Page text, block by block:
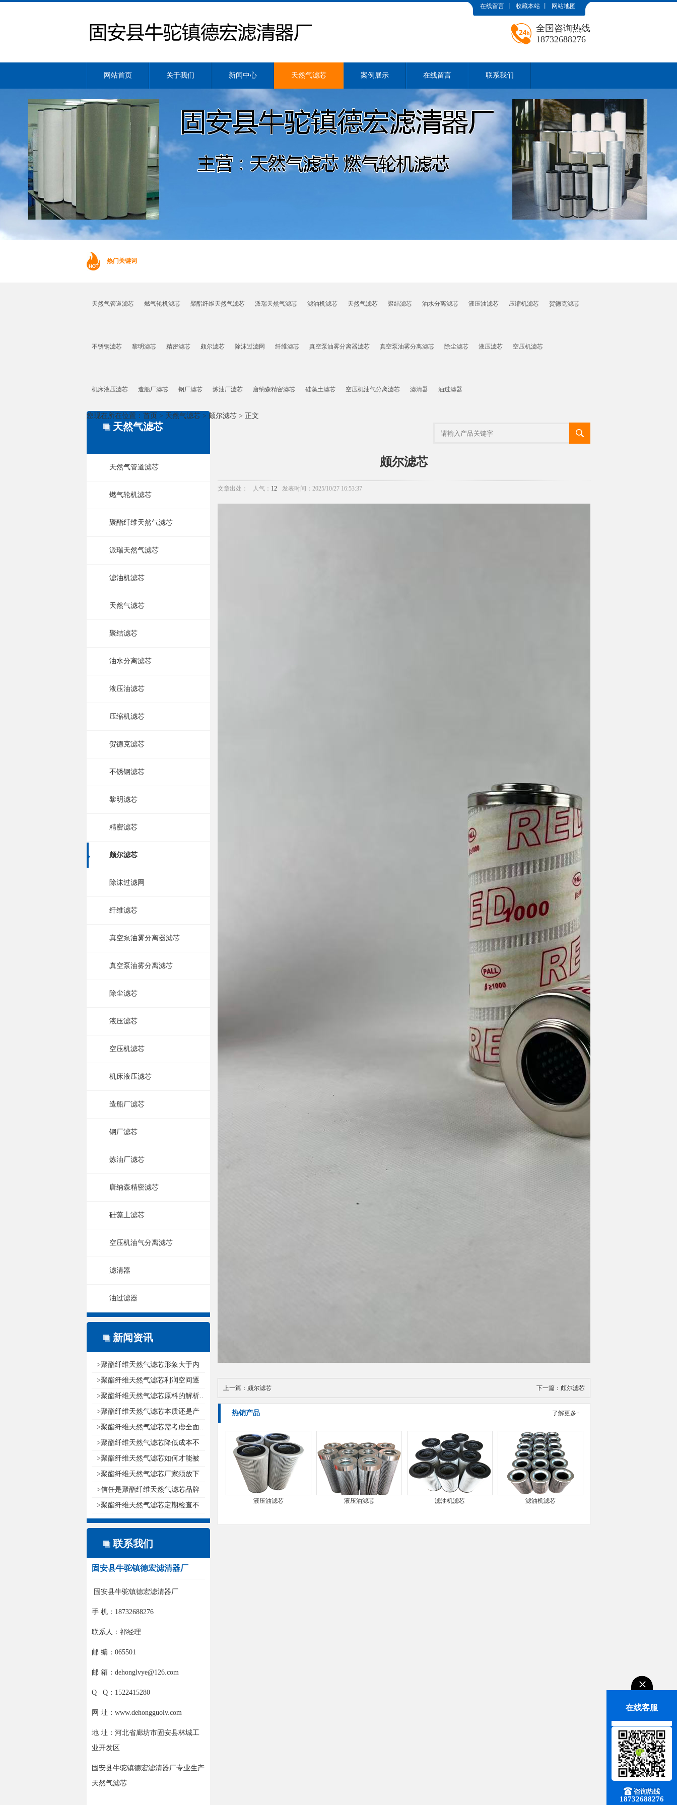
在线留言 收藏本站 网站地图
全国咨询热线
18732688276
网站首页 关于我们 新闻中心 天然气滤芯 案例展示 在线留言 联系我们
热门关键词
天然气管道滤芯 燃气轮机滤芯 聚酯纤维天然气滤芯 派瑞天然气滤芯 滤油机滤芯 天然气滤芯 聚结滤芯 油水分离滤芯 液压油滤芯 压缩机滤芯 贺德克滤芯
不锈钢滤芯 黎明滤芯 精密滤芯 颇尔滤芯 除沫过滤网 纤维滤芯 真空泵油雾分离器滤芯 真空泵油雾分离滤芯 除尘滤芯 液压滤芯 空压机滤芯
机床液压滤芯 造船厂滤芯 钢厂滤芯 炼油厂滤芯 唐纳森精密滤芯 硅藻土滤芯 空压机油气分离滤芯 滤清器 油过滤器
您现在所在位置： 首页 > 天然气滤芯 > 颇尔滤芯 > 正文
天然气滤芯
天然气管道滤芯
燃气轮机滤芯
聚酯纤维天然气滤芯
派瑞天然气滤芯
滤油机滤芯
天然气滤芯
聚结滤芯
油水分离滤芯
液压油滤芯
压缩机滤芯
贺德克滤芯
不锈钢滤芯
黎明滤芯
精密滤芯
颇尔滤芯
除沫过滤网
纤维滤芯
真空泵油雾分离器滤芯
真空泵油雾分离滤芯
除尘滤芯
液压滤芯
空压机滤芯
机床液压滤芯
造船厂滤芯
钢厂滤芯
炼油厂滤芯
唐纳森精密滤芯
硅藻土滤芯
空压机油气分离滤芯
滤清器
油过滤器
新闻资讯
>聚酯纤维天然气滤芯形象大于内
涵..
>聚酯纤维天然气滤芯利润空间逐
渐减..
>聚酯纤维天然气滤芯原料的解析..
>聚酯纤维天然气滤芯本质还是产
品..
>聚酯纤维天然气滤芯需考虑全面..
>聚酯纤维天然气滤芯降低成本不
如创..
>聚酯纤维天然气滤芯如何才能被
消费..
>聚酯纤维天然气滤芯厂家须放下
尊严..
>信任是聚酯纤维天然气滤芯品牌
发展..
>聚酯纤维天然气滤芯定期检查不
要因..
联系我们
固安县牛驼镇德宏滤清器厂
固安县牛驼镇德宏滤清器厂
手 机：18732688276
联系人：祁经理
邮 编：065501
邮 箱：dehonglvye@126.com
Q Q：1522415280
网 址：www.dehongguolv.com
地 址：河北省廊坊市固安县林城工
业开发区
固安县牛驼镇德宏滤清器厂专业生产
天然气滤芯
颇尔滤芯
文章出处： 人气： 12 发表时间：2025/10/27 16:53:37
上一篇： 颇尔滤芯 下一篇： 颇尔滤芯
热销产品 了解更多+
液压油滤芯 液压油滤芯 滤油机滤芯 滤油机滤芯
在线客服
18732688276